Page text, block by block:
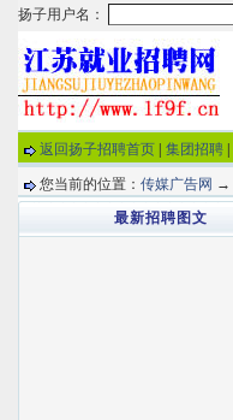
返回扬子招聘首页 集团招聘
您当前的位置： 传媒广告网 →
最新招聘图文